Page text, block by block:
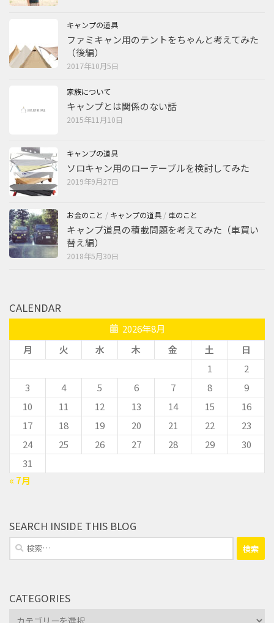
キャンプの道具
ファミキャン用のテントをちゃんと考えてみた
（後編）
2017年10月5日
家族について
キャンプとは関係のない話
2015年11月10日
キャンプの道具
ソロキャン用のローテーブルを検討してみた
2019年9月27日
お金のこと / キャンプの道具 / 車のこと
キャンプ道具の積載問題を考えてみた（車買い
替え編）
2018年5月30日
CALENDAR
2026年8月
月
火 水 木 金 土
日
1
2
3
4 5 6 7 8
9
10
11 12 13 14 15
16
17
18 19 20 21 22
23
24
25 26 27 28 29
30
31
« 7月
SEARCH INSIDE THIS BLOG
検
索:
CATEGORIES
Categories